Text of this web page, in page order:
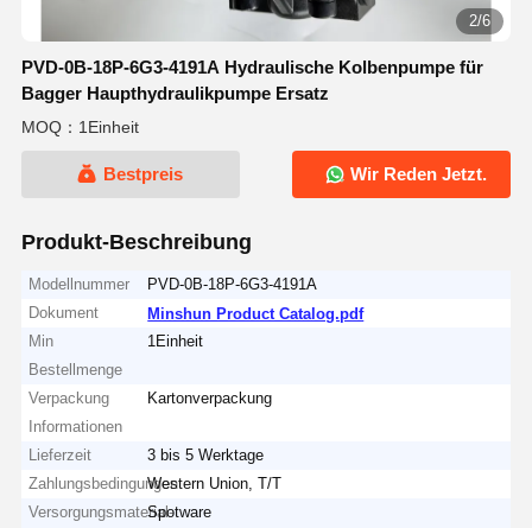
2/6
PVD-0B-18P-6G3-4191A Hydraulische Kolbenpumpe für
Bagger Haupthydraulikpumpe Ersatz
MOQ：1Einheit
Bestpreis Wir Reden Jetzt.
Produkt-Beschreibung
Modellnummer
PVD-0B-18P-6G3-4191A
Dokument
Minshun Product Catalog.pdf
Min
Bestellmenge
1Einheit
Verpackung
Informationen
Kartonverpackung
Lieferzeit
3 bis 5 Werktage
ZahlungsbedingungenWestern Union, T/T
Versorgungsmaterial-Spotware